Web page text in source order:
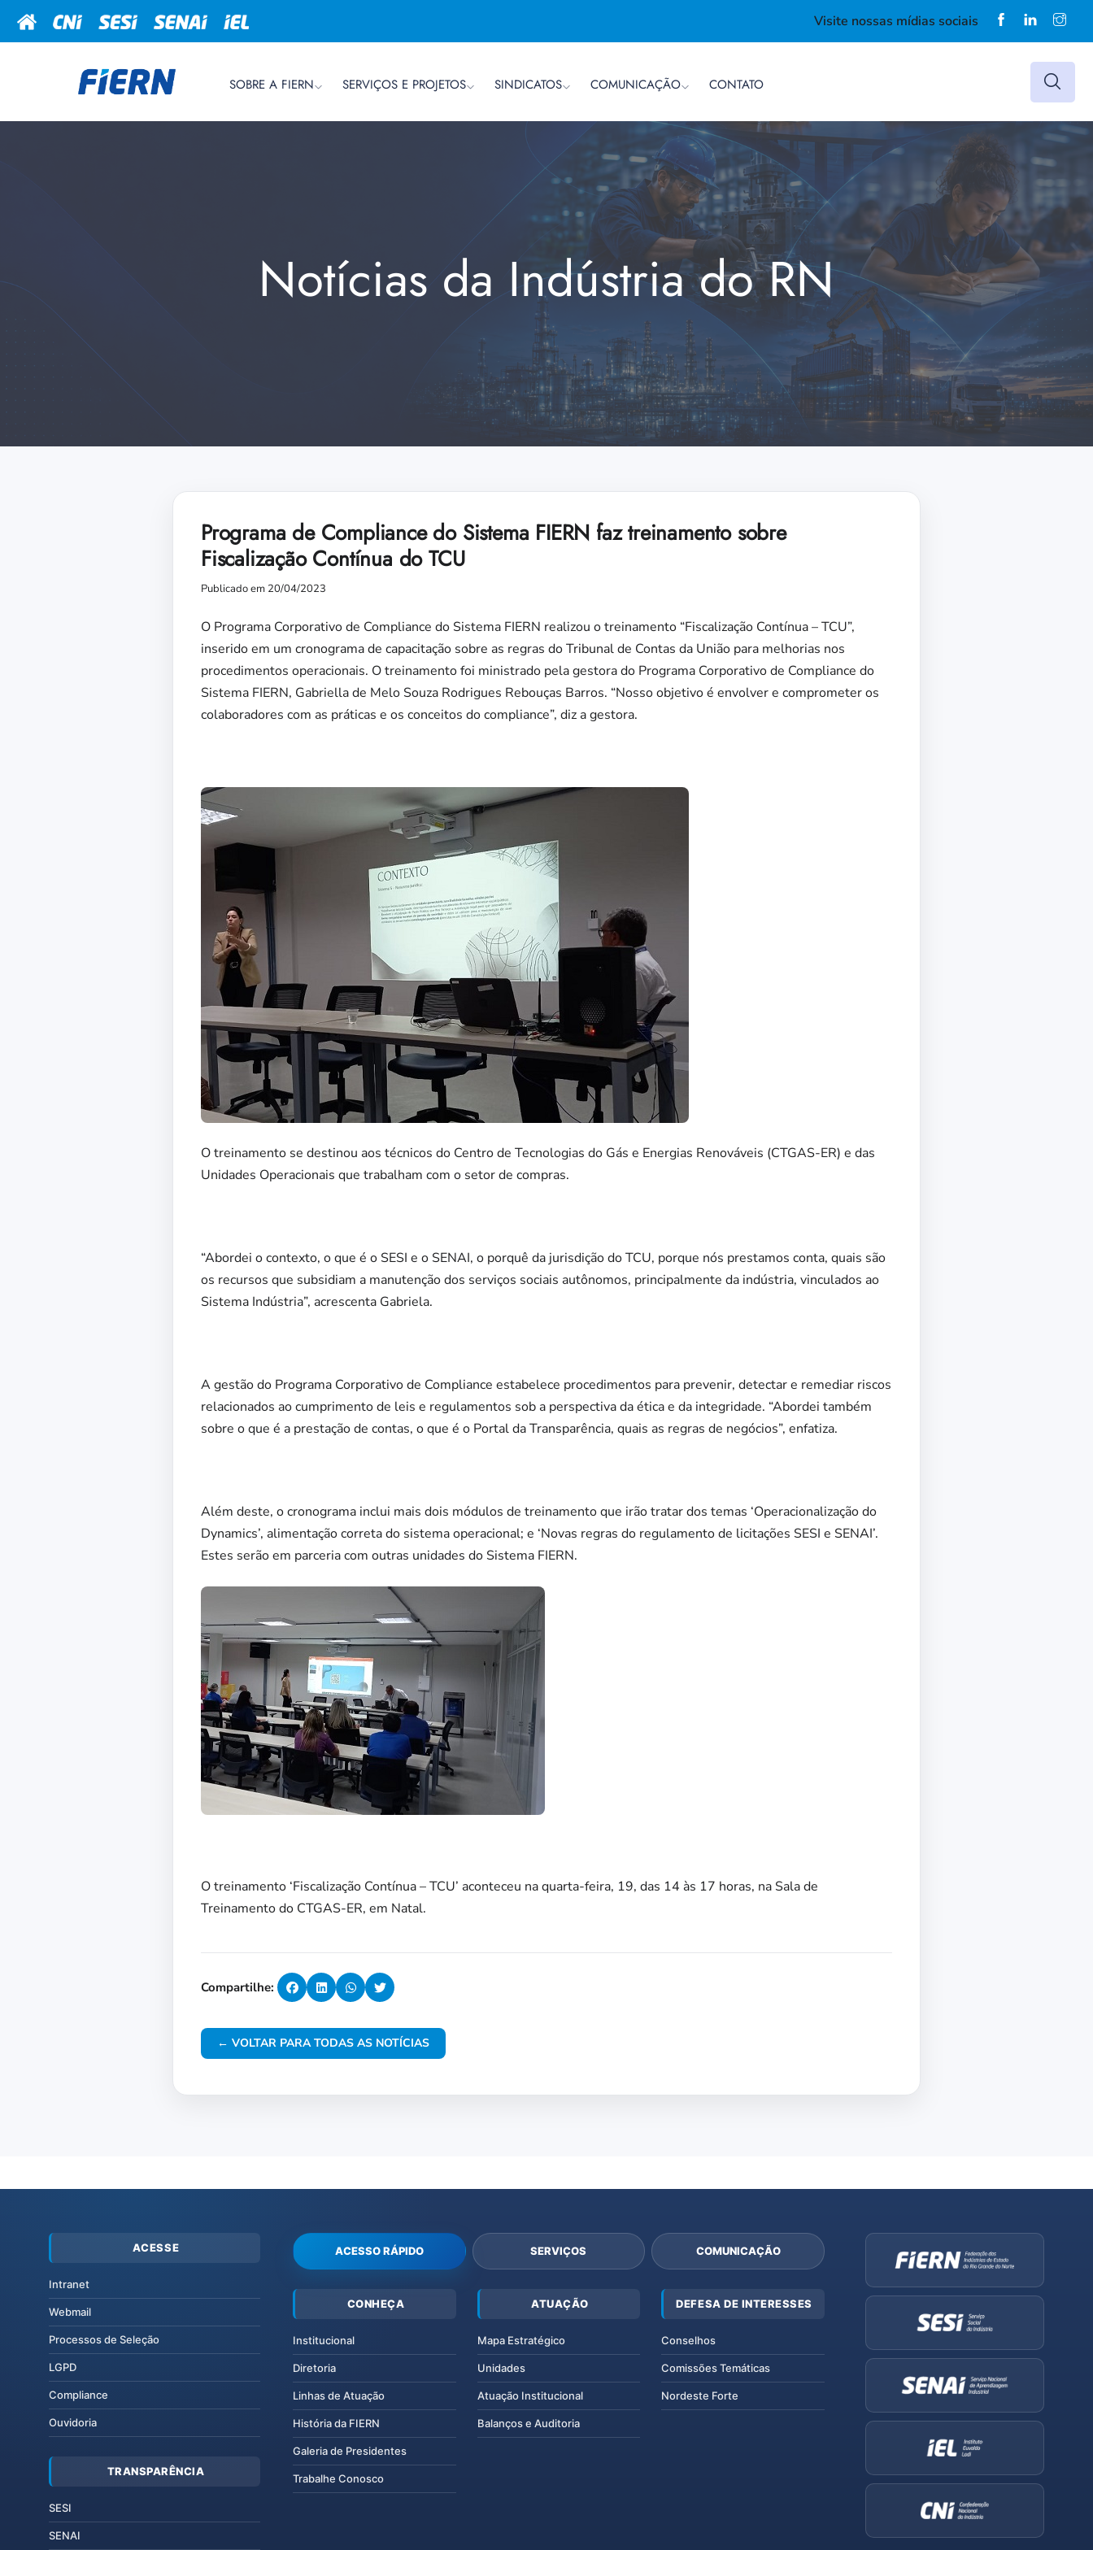
Visite nossas mídias sociais
SOBRE A FIERN SERVIÇOS E PROJETOS SINDICATOS COMUNICAÇÃO CONTATO
Notícias da Indústria do RN
Programa de Compliance do Sistema FIERN faz treinamento sobre
Fiscalização Contínua do TCU
Publicado em 20/04/2023
O Programa Corporativo de Compliance do Sistema FIERN realizou o treinamento “Fiscalização Contínua – TCU”,
inserido em um cronograma de capacitação sobre as regras do Tribunal de Contas da União para melhorias nos
procedimentos operacionais. O treinamento foi ministrado pela gestora do Programa Corporativo de Compliance do
Sistema FIERN, Gabriella de Melo Souza Rodrigues Rebouças Barros. “Nosso objetivo é envolver e comprometer os
colaboradores com as práticas e os conceitos do compliance”, diz a gestora.
O treinamento se destinou aos técnicos do Centro de Tecnologias do Gás e Energias Renováveis (CTGAS-ER) e das
Unidades Operacionais que trabalham com o setor de compras.
“Abordei o contexto, o que é o SESI e o SENAI, o porquê da jurisdição do TCU, porque nós prestamos conta, quais são
os recursos que subsidiam a manutenção dos serviços sociais autônomos, principalmente da indústria, vinculados ao
Sistema Indústria”, acrescenta Gabriela.
A gestão do Programa Corporativo de Compliance estabelece procedimentos para prevenir, detectar e remediar riscos
relacionados ao cumprimento de leis e regulamentos sob a perspectiva da ética e da integridade. “Abordei também
sobre o que é a prestação de contas, o que é o Portal da Transparência, quais as regras de negócios”, enfatiza.
Além deste, o cronograma inclui mais dois módulos de treinamento que irão tratar dos temas ‘Operacionalização do
Dynamics’, alimentação correta do sistema operacional; e ‘Novas regras do regulamento de licitações SESI e SENAI’.
Estes serão em parceria com outras unidades do Sistema FIERN.
O treinamento ‘Fiscalização Contínua – TCU’ aconteceu na quarta-feira, 19, das 14 às 17 horas, na Sala de
Treinamento do CTGAS-ER, em Natal.
Compartilhe:
← VOLTAR PARA TODAS AS NOTÍCIAS
ACESSE
Intranet
Webmail
Processos de Seleção
LGPD
Compliance
Ouvidoria
TRANSPARÊNCIA
SESI
SENAI
ACESSO RÁPIDO SERVIÇOS COMUNICAÇÃO
CONHEÇA
Institucional
Diretoria
Linhas de Atuação
História da FIERN
Galeria de Presidentes
Trabalhe Conosco
ATUAÇÃO
Mapa Estratégico
Unidades
Atuação Institucional
Balanços e Auditoria
DEFESA DE INTERESSES
Conselhos
Comissões Temáticas
Nordeste Forte